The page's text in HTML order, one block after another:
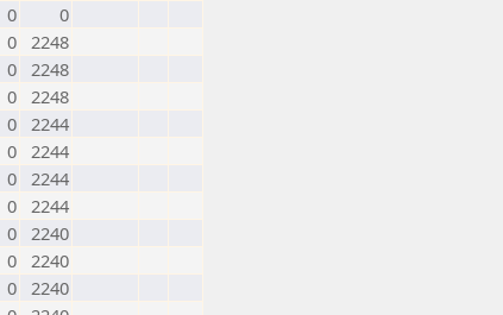
0
0
0 2248
0 2248
0 2248
0 2244
0 2244
0 2244
0 2244
0 2240
0 2240
0 2240